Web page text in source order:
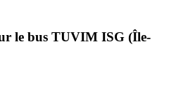
le bus TUVIM ISG (Île-